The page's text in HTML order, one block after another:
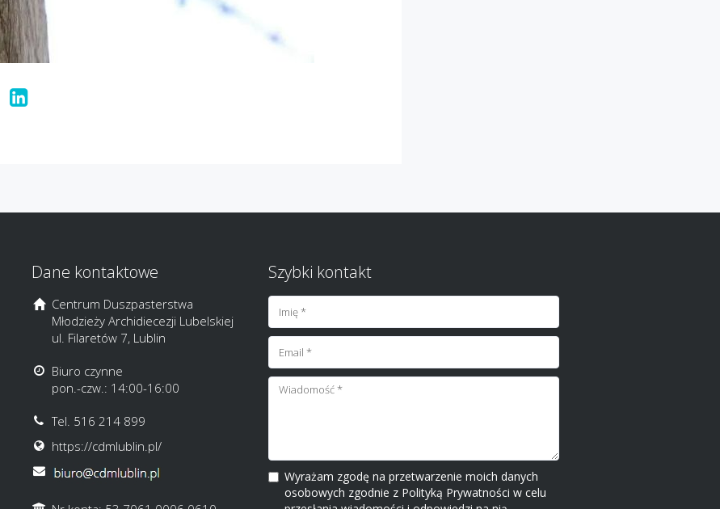
Dane kontaktowe
Centrum Duszpasterstwa
Młodzieży Archidiecezji Lubelskiej
ul. Filaretów 7, Lublin
Biuro czynne
pon.-czw.: 14:00-16:00
Tel. 516 214 899
https://cdmlublin.pl/
Szybki kontakt
Wyrażam zgodę na przetwarzenie moich danych
osobowych zgodnie z Polityką Prywatności w celu